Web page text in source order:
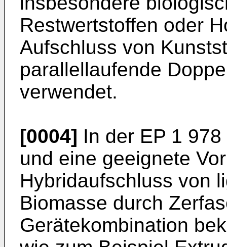
Restwertstoffen oder
Aufschluss von
parallellaufende
verwendet.
[0004] In der EP 1
und eine geeignete
Hybridaufschluss von
Biomasse durch
Gerätekombination